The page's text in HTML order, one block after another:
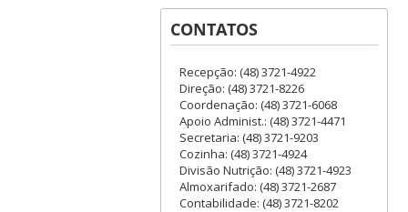
CONTATOS
Recepção: (48) 3721-4922
Direção: (48) 3721-8226
Coordenação: (48) 3721-6068
Apoio Administ.: (48) 3721-4471
Secretaria: (48) 3721-9203
Cozinha: (48) 3721-4924
Divisão Nutrição: (48) 3721-4923
Almoxarifado: (48) 3721-2687
Contabilidade: (48) 3721-8202